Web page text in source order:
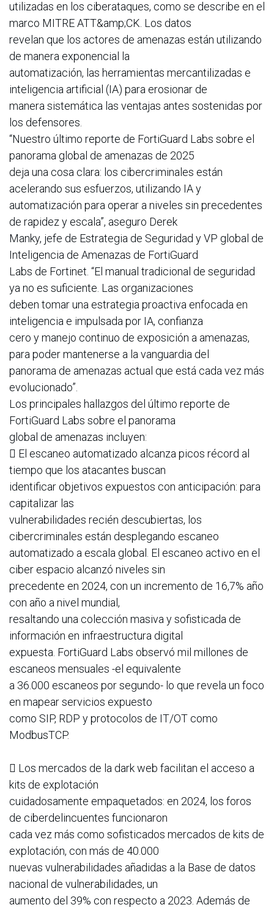
utilizadas en los ciberataques, como se describe en el
marco MITRE ATT&amp;CK. Los datos
revelan que los actores de amenazas están utilizando
de manera exponencial la
automatización, las herramientas mercantilizadas e
inteligencia artificial (IA) para erosionar de
manera sistemática las ventajas antes sostenidas por
los defensores.
“Nuestro último reporte de FortiGuard Labs sobre el
panorama global de amenazas de 2025
deja una cosa clara: los cibercriminales están
acelerando sus esfuerzos, utilizando IA y
automatización para operar a niveles sin precedentes
de rapidez y escala”, aseguro Derek
Manky, jefe de Estrategia de Seguridad y VP global de
Inteligencia de Amenazas de FortiGuard
Labs de Fortinet. “El manual tradicional de seguridad
ya no es suficiente. Las organizaciones
deben tomar una estrategia proactiva enfocada en
inteligencia e impulsada por IA, confianza
cero y manejo continuo de exposición a amenazas,
para poder mantenerse a la vanguardia del
panorama de amenazas actual que está cada vez más
evolucionado”.
Los principales hallazgos del último reporte de
FortiGuard Labs sobre el panorama
global de amenazas incluyen:
 El escaneo automatizado alcanza picos récord al
tiempo que los atacantes buscan
identificar objetivos expuestos con anticipación: para
capitalizar las
vulnerabilidades recién descubiertas, los
cibercriminales están desplegando escaneo
automatizado a escala global. El escaneo activo en el
ciber espacio alcanzó niveles sin
precedente en 2024, con un incremento de 16,7% año
con año a nivel mundial,
resaltando una colección masiva y sofisticada de
información en infraestructura digital
expuesta. FortiGuard Labs observó mil millones de
escaneos mensuales -el equivalente
a 36.000 escaneos por segundo- lo que revela un foco
en mapear servicios expuesto
como SIP, RDP y protocolos de IT/OT como
ModbusTCP.
 Los mercados de la dark web facilitan el acceso a
kits de explotación
cuidadosamente empaquetados: en 2024, los foros
de ciberdelincuentes funcionaron
cada vez más como sofisticados mercados de kits de
explotación, con más de 40.000
nuevas vulnerabilidades añadidas a la Base de datos
nacional de vulnerabilidades, un
aumento del 39% con respecto a 2023. Además de